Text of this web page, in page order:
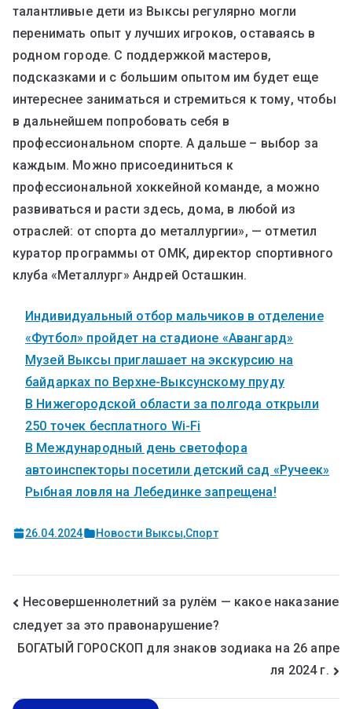
талантливые дети из Выксы регулярно могли
перенимать опыт у лучших игроков, оставаясь в
родном городе. С поддержкой мастеров,
подсказками и с большим опытом им будет еще
интереснее заниматься и стремиться к тому, чтобы
в дальнейшем попробовать себя в
профессиональном спорте. А дальше – выбор за
каждым. Можно присоединиться к
профессиональной хоккейной команде, а можно
развиваться и расти здесь, дома, в любой из
отраслей: от спорта до металлургии», — отметил
куратор программы от ОМК, директор спортивного
клуба «Металлург» Андрей Осташкин.
Индивидуальный отбор мальчиков в отделение
«Футбол» пройдет на стадионе «Авангард»
Музей Выксы приглашает на экскурсию на
байдарках по Верхне-Выксунскому пруду
В Нижегородской области за полгода открыли
250 точек бесплатного Wi-Fi
В Международный день светофора
автоинспекторы посетили детский сад «Ручеек»
Рыбная ловля на Лебединке запрещена!
26.04.2024 Новости Выксы,Спорт
Несовершеннолетний за рулём — какое наказание
следует за это правонарушение?
БОГАТЫЙ ГОРОСКОП для знаков зодиака на 26 апре
ля 2024 г.